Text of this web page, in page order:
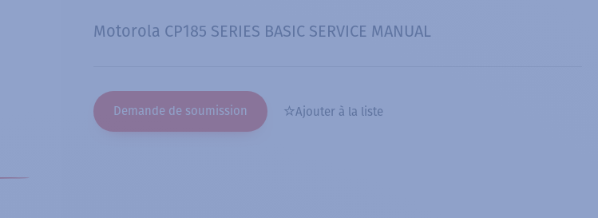
Motorola CP185 SERIES BASIC SERVICE MANUAL
Demande de soumission Ajouter à la liste